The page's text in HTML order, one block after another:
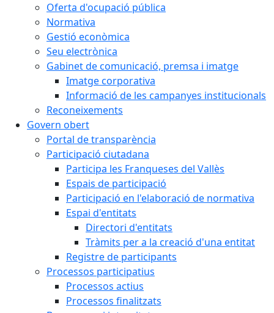
Oferta d'ocupació pública
Normativa
Gestió econòmica
Seu electrònica
Gabinet de comunicació, premsa i imatge
Imatge corporativa
Informació de les campanyes institucionals
Reconeixements
Govern obert
Portal de transparència
Participació ciutadana
Participa les Franqueses del Vallès
Espais de participació
Participació en l'elaboració de normativa
Espai d'entitats
Directori d'entitats
Tràmits per a la creació d'una entitat
Registre de participants
Processos participatius
Processos actius
Processos finalitzats